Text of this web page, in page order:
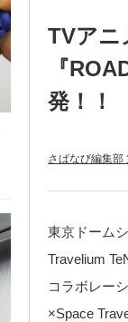
TVアニ
『
発！！
さばなび編集部
東京ドーム
Travelium
コラボレー
×Space